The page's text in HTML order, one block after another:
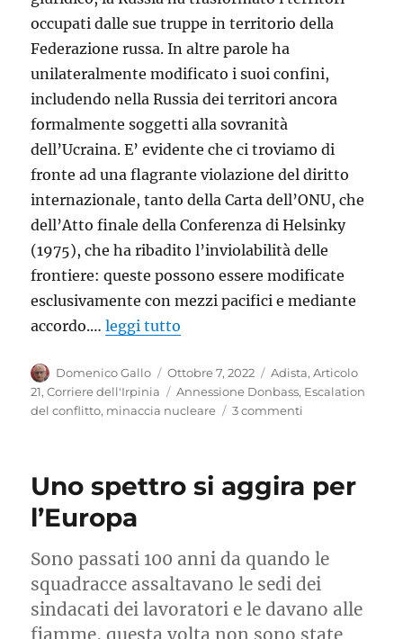
occupati dalle sue truppe in territorio della
Federazione russa. In altre parole ha
unilateralmente modificato i suoi confini,
includendo nella Russia dei territori ancora
formalmente soggetti alla sovranità
dell’Ucraina. E’ evidente che ci troviamo di
fronte ad una flagrante violazione del diritto
internazionale, tanto della Carta dell’ONU, che
dell’Atto finale della Conferenza di Helsinky
(1975), che ha ribadito l’inviolabilità delle
frontiere: queste possono essere modificate
esclusivamente con mezzi pacifici e mediante
accordo.…leggi tutto
Autore
Domenico Gallo
Pubblicato
il
Ottobre 7, 2022 Categorie
Adista,Articolo
21,Corriere dell'Irpinia Tag
Annessione Donbass, Escalation
del conflitto, minaccia nucleare 3 commenti
Uno spettro si aggira per
l’Europa
Sono passati 100 anni da quando le
squadracce assaltavano le sedi dei
sindacati dei lavoratori e le davano alle
fiamme, questa volta non sono state